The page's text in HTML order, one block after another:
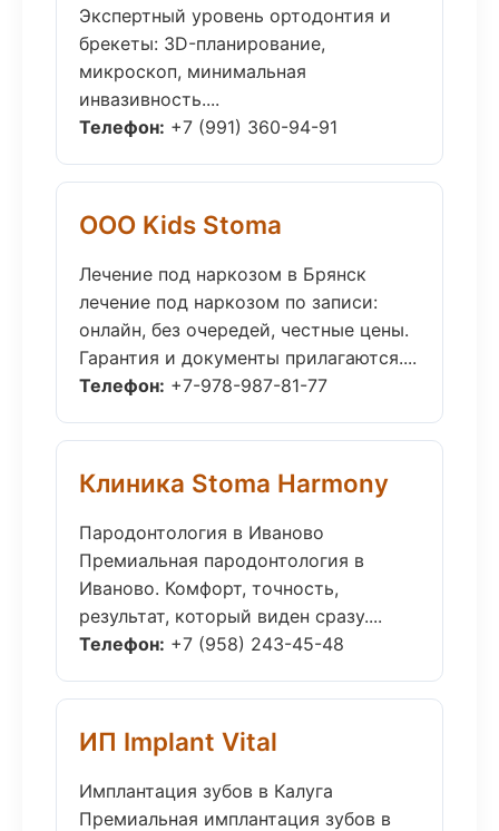
Экспертный уровень ортодонтия и
брекеты: 3D-планирование,
микроскоп, минимальная
инвазивность....
Телефон: +7 (991) 360-94-91
ООО Kids Stoma
Лечение под наркозом в Брянск
лечение под наркозом по записи:
онлайн, без очередей, честные цены.
Гарантия и документы прилагаются....
Телефон: +7-978-987-81-77
Клиника Stoma Harmony
Пародонтология в Иваново
Премиальная пародонтология в
Иваново. Комфорт, точность,
результат, который виден сразу....
Телефон: +7 (958) 243-45-48
ИП Implant Vital
Имплантация зубов в Калуга
Премиальная имплантация зубов в